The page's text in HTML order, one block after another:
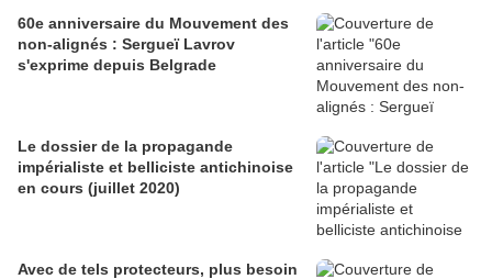
60e anniversaire du Mouvement des
non-alignés : Sergueï Lavrov
s'exprime depuis Belgrade
Le dossier de la propagande
impérialiste et belliciste antichinoise
en cours (juillet 2020)
Avec de tels protecteurs, plus besoin